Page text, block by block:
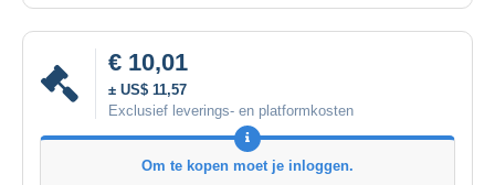
€ 10,01
± US$ 11,57
Exclusief leverings- en platformkosten
Om te kopen moet je inloggen.